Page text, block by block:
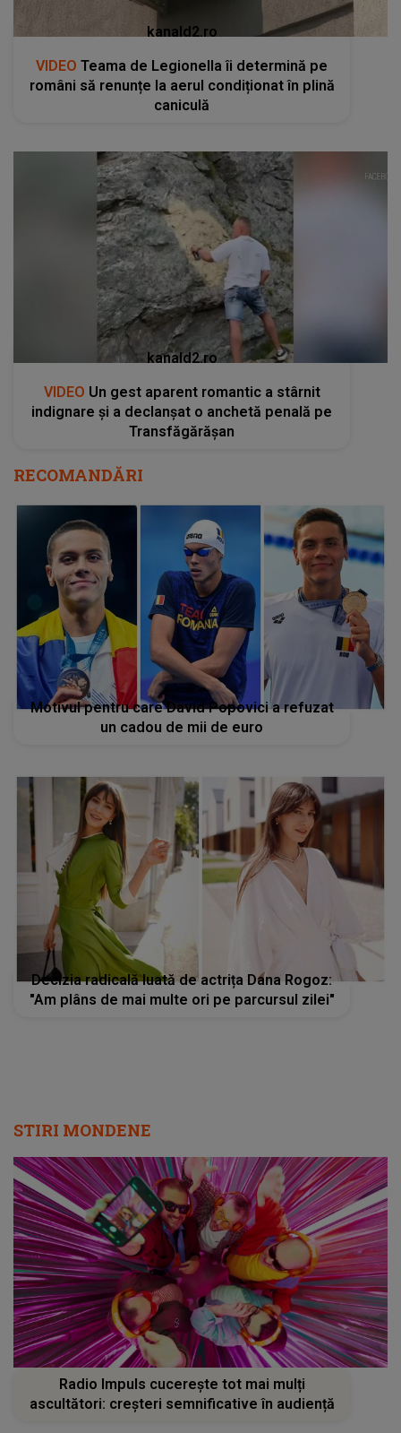
kanald2.ro
VIDEO Teama de Legionella îi determină pe
români să renunțe la aerul condiționat în plină
caniculă
kanald2.ro
VIDEO Un gest aparent romantic a stârnit
indignare și a declanșat o anchetă penală pe
Transfăgărășan
RECOMANDĂRI
Motivul pentru care David Popovici a refuzat
un cadou de mii de euro
Decizia radicală luată de actrița Dana Rogoz:
"Am plâns de mai multe ori pe parcursul zilei"
STIRI MONDENE
Radio Impuls cucerește tot mai mulți
ascultători: creșteri semnificative în audiență